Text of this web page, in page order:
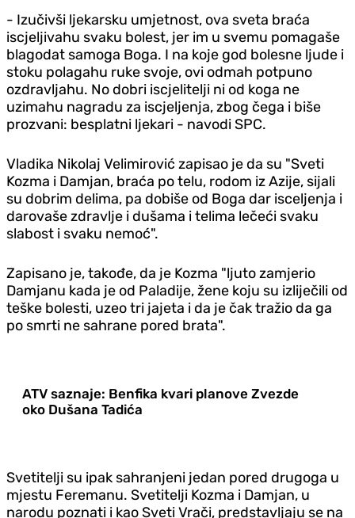
- Izučivši ljekarsku umjetnost, ova sveta braća
iscjeljivahu svaku bolest, jer im u svemu pomagaše
blagodat samoga Boga. I na koje god bolesne ljude i
stoku polagahu ruke svoje, ovi odmah potpuno
ozdravljahu. No dobri iscjelitelji ni od koga ne
uzimahu nagradu za iscjeljenja, zbog čega i biše
prozvani: besplatni ljekari - navodi SPC.
Vladika Nikolaj Velimirović zapisao je da su "Sveti
Kozma i Damjan, braća po telu, rodom iz Azije, sijali
su dobrim delima, pa dobiše od Boga dar isceljenja i
darovaše zdravlje i dušama i telima lečeći svaku
slabost i svaku nemoć".
Zapisano je, takođe, da je Kozma "ljuto zamjerio
Damjanu kada je od Paladije, žene koju su izliječili od
teške bolesti, uzeo tri jajeta i da je čak tražio da ga
po smrti ne sahrane pored brata".
ATV saznaje: Benfika kvari planove Zvezde
oko Dušana Tadića
Svetitelji su ipak sahranjeni jedan pored drugoga u
mjestu Feremanu. Svetitelji Kozma i Damjan, u
narodu poznati i kao Sveti Vrači, predstavljaju se na